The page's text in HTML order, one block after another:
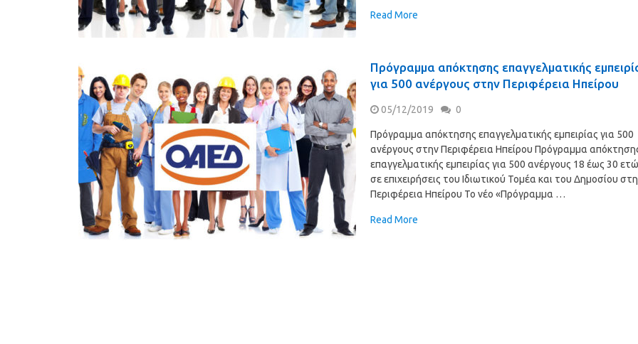
Read More
Πρόγραμμα απόκτησης επαγγελματικής
για 500 ανέργους στην Περιφέρεια Ηπείρου
05/12/2019 0
Πρόγραμμα απόκτησης επαγγελματικής εμπειρίας για 500
ανέργους στην Περιφέρεια Ηπείρου Πρόγραμμα
επαγγελματικής εμπειρίας για 500 ανέργους 18 έως 30
σε επιχειρήσεις του Ιδιωτικού Τομέα και του Δημοσίου
Περιφέρεια Ηπείρου Το νέο «Πρόγραμμα …
Read More